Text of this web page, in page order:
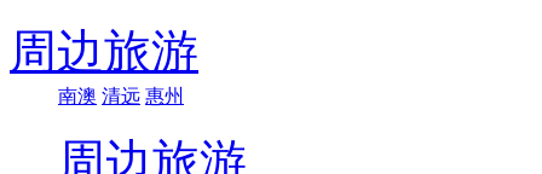
周边旅游
南澳 清远 惠州
周边旅游